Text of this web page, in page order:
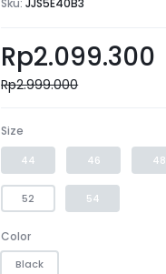
Sku:JJS5E40B3
Rp2.099.300
Rp2.999.000
Size
44 46 48
52 54
Color
Black